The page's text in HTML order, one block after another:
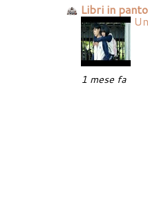
Libri in
1 mese fa